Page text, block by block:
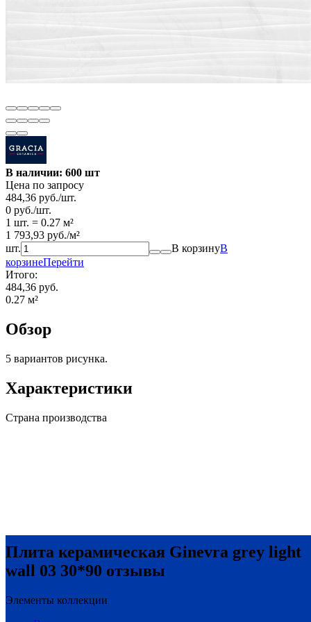
В наличии: 600 шт
Цена по запросу
484,36 руб./шт.
0 руб./шт.
1 шт. = 0.27 м²
1 793,93 руб./м²
шт.
В корзинуВ
корзинеПерейти
Итого:
484,36 руб.
0.27 м²
Обзор
5 вариантов рисунка.
Характеристики
Страна производства
Плита керамическая Ginevra grey light
wall 03 30*90 отзывы
Элементы коллекции